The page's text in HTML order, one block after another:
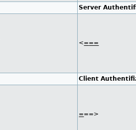
Server
<===
Client
===>